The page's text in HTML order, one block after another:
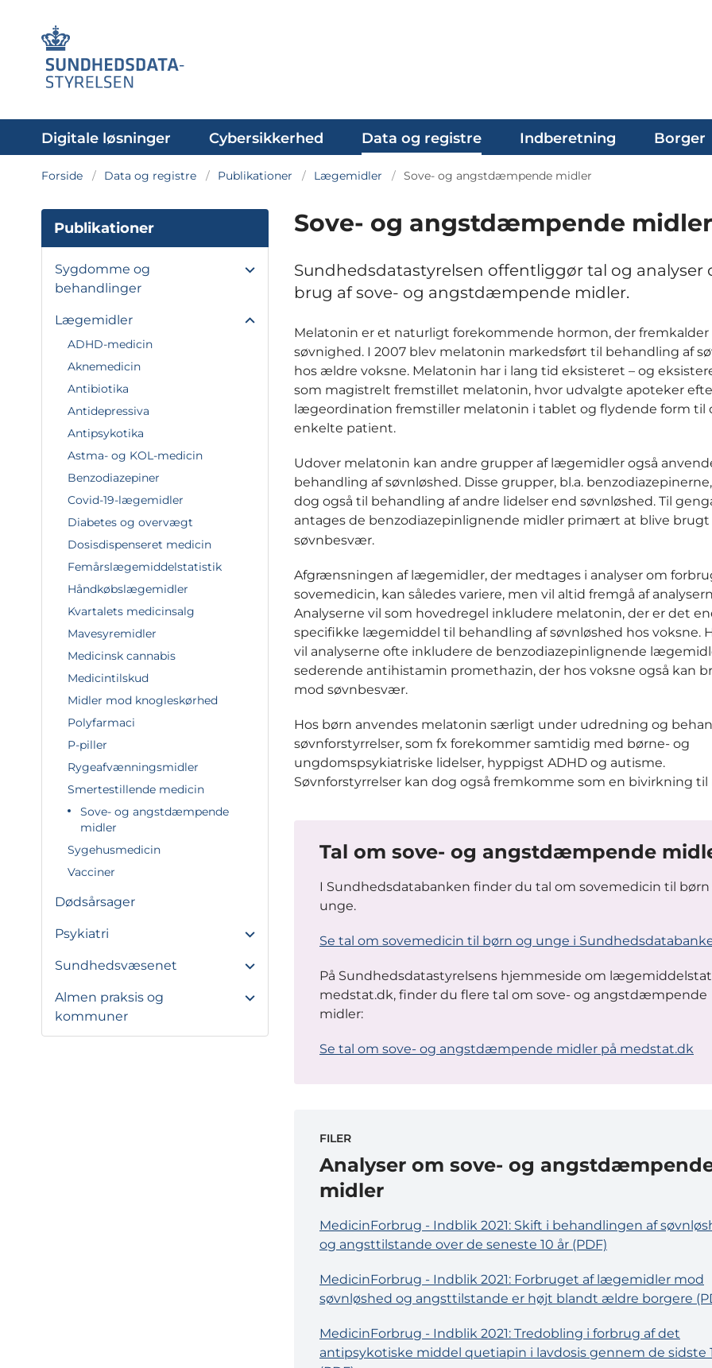
Digitale løsninger Cybersikkerhed Data og registre Indberetning Borger
Forside Data og registre Publikationer Lægemidler Sove- og angstdæmpende midler
Publikationer
Sygdomme og
behandlinger
Lægemidler
ADHD-medicin
Aknemedicin
Antibiotika
Antidepressiva
Antipsykotika
Astma- og KOL-medicin
Benzodiazepiner
Covid-19-lægemidler
Diabetes og overvægt
Dosisdispenseret medicin
Femårslægemiddelstatistik
Håndkøbslægemidler
Kvartalets medicinsalg
Mavesyremidler
Medicinsk cannabis
Medicintilskud
Midler mod knogleskørhed
Polyfarmaci
P-piller
Rygeafvænningsmidler
Smertestillende medicin
Sove- og angstdæmpende
midler
Sygehusmedicin
Vacciner
Dødsårsager
Psykiatri
Sundhedsvæsenet
Almen praksis og
kommuner
Sove- og angstdæmpende midler
Sundhedsdatastyrelsen offentliggør tal og analyser
brug af sove- og angstdæmpende midler.
Melatonin er et naturligt forekommende hormon, der fremkalder
søvnighed. I 2007 blev melatonin markedsført til behandling af
hos ældre voksne. Melatonin har i lang tid eksisteret – og
som magistrelt fremstillet melatonin, hvor udvalgte apoteker
lægeordination fremstiller melatonin i tablet og flydende form til
enkelte patient.
Udover melatonin kan andre grupper af lægemidler også
behandling af søvnløshed. Disse grupper, bl.a.
dog også til behandling af andre lidelser end søvnløshed. Til
antages de benzodiazepinlignende midler primært at blive
søvnbesvær.
Afgrænsningen af lægemidler, der medtages i analyser om
sovemedicin, kan således variere, men vil altid fremgå af
Analyserne vil som hovedregel inkludere melatonin, der er det
specifikke lægemiddel til behandling af søvnløshed hos voksne.
vil analyserne ofte inkludere de benzodiazepinlignende
sederende antihistamin promethazin, der hos voksne også kan
mod søvnbesvær.
Hos børn anvendes melatonin særligt under udredning og
søvnforstyrrelser, som fx forekommer samtidig med børne- og
ungdomspsykiatriske lidelser, hyppigst ADHD og autisme.
Søvnforstyrrelser kan dog også fremkomme som en bivirkning til
Tal om sove- og angstdæmpende
I Sundhedsdatabanken finder du tal om sovemedicin til børn
unge.
Se tal om sovemedicin til børn og unge i
På Sundhedsdatastyrelsens hjemmeside om
medstat.dk, finder du flere tal om sove- og angstdæmpende
midler:
Se tal om sove- og angstdæmpende midler på medstat.dk
FILER
Analyser om sove- og
midler
MedicinForbrug - Indblik 2021: Skift i behandlingen af
og angsttilstande over de seneste 10 år (PDF)
MedicinForbrug - Indblik 2021: Forbruget af lægemidler mod
søvnløshed og angsttilstande er højt blandt ældre borgere
MedicinForbrug - Indblik 2021: Tredobling i forbrug af det
antipsykotiske middel quetiapin i lavdosis gennem de sidste